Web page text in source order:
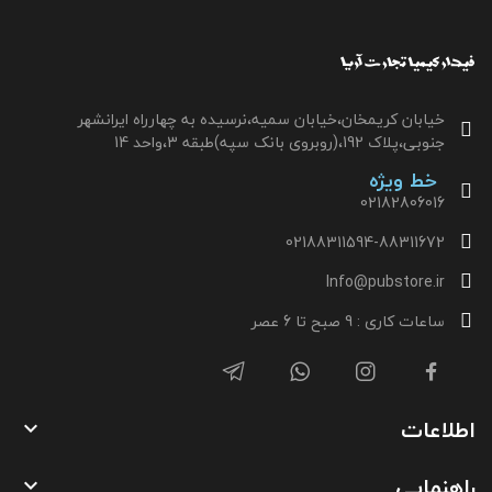
خیابان کریمخان،خیابان سمیه،نرسیده به چهارراه ایرانشهر
جنوبی،پلاک 192،(روبروی بانک سپه)طبقه 3،واحد 14
خط ویژه
02182806016
02188311594-88311672
Info@pubstore.ir
ساعات کاری : 9 صبح تا 6 عصر
اطلاعات 
